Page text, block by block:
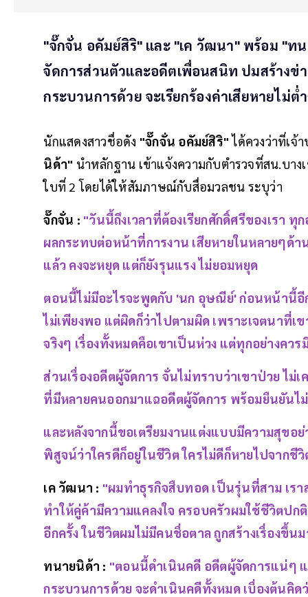
"จั๊กจั่น อคัมย์สิริ" และ "เค วัฒนา" พร้อม "ท
จัดการส่วนตัวและอดีตเพื่อนสนิท ปมสร้างข่
กระบวนการด้วย จะเรียกร้องค่าเสียหายไม่ต่
นักแสดงสาวชื่อดัง "จั๊กจั่น อคัมย์สิริ" ได้ควงว่าที่เจ้
นิด้า" นำหลักฐาน เข้าแจ้งความกับตำรวจที่สน.บา
ใบที่ 2 โดยได้ให้สัมภาษณ์กับสื่อมวลชน ระบุว่า
จั๊กจั่น : "วันนี้ถึงเวลาที่ต้องเรียกศักดิ์ศรีของเรา ทุก
ผลกระทบต่อหน้าที่การงาน เสียหายในหลายๆด้
แล้ว คงจะหยุด แต่ก็ยังรุนแรง ไม่ยอมหยุด
ตอนนี้ไม่มีอะไรจะพูดกับ 'นก อุษณีย์' ก่อนหน้านี้อีก
ไม่เพียงพอ แต่ผิดก็ว่าไปตามผิด เพราะเจตนาที่
จริงๆ เรื่องทั้งหมดคือเขาเป็นห่วง แต่ทุกอย่างควร
ส่วนเรื่องอดีตผู้จัดการ จั่นไม่ทราบว่าเขาป่วย ไม่
ที่มีหลายคนออกมาแฉอดีตผู้จัดการ พร้อมยืนยันไ
และหลังจากนี้ขอเตรียมงานแต่งแบบมีความสุข
พิสูจน์ว่าใครดีก็อยู่ในชีวิต ใครไม่ดีก็หายไปจากชีวิ
เค วัฒนา : "ผมทำธุรกิจสืบทอด เป็นรุ่นที่สาม เร
ทำให้คู่ค้ามีความแคลงใจ ครอบครัวผมใช้ชีวิตป
อีกครั้ง ในชีวิตผมไม่มีคนชื่อตาล ถูกสร้างเรื่องขึ้น
ทนายนิด้า : "ตอนนี้ดำเนินคดี อดีตผู้จัดการแน่ๆ
กระบวนการด้วย จะดำเนินคดีทั้งหมด เบื่องต้นคิ